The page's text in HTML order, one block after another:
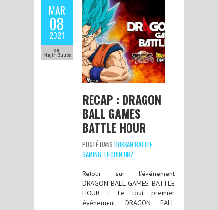
MAR
08
2021
de
Majin Buubs
RECAP : DRAGON
BALL GAMES
BATTLE HOUR
POSTÉ DANS DOKKAN BATTLE
GAMING LE COIN DBZ
Retour sur l’événement
DRAGON BALL GAMES BATTLE
HOUR ! Le tout premier
événement DRAGON BALL